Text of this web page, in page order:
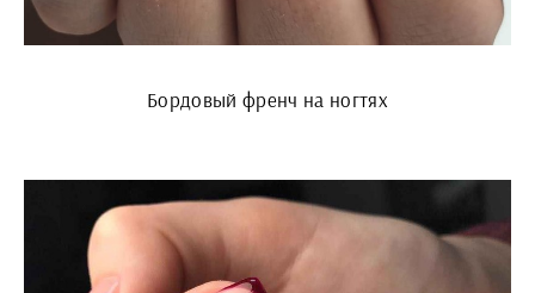
Бордовый френч на ногтях